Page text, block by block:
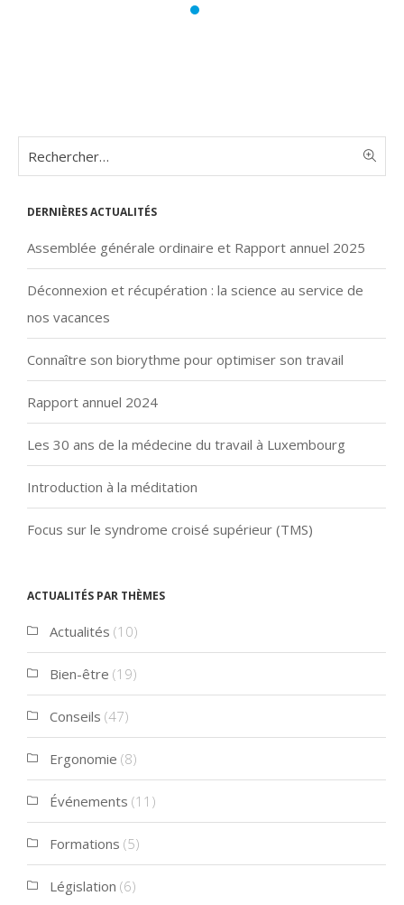
Dernières actualités
Assemblée générale ordinaire et Rapport annuel 2025
Déconnexion et récupération : la science au service de
nos vacances
Connaître son biorythme pour optimiser son travail
Rapport annuel 2024
Les 30 ans de la médecine du travail à Luxembourg
Introduction à la méditation
Focus sur le syndrome croisé supérieur (TMS)
Actualités par thèmes
Actualités (10)
Bien-être (19)
Conseils (47)
Ergonomie (8)
Événements (11)
Formations (5)
Législation (6)